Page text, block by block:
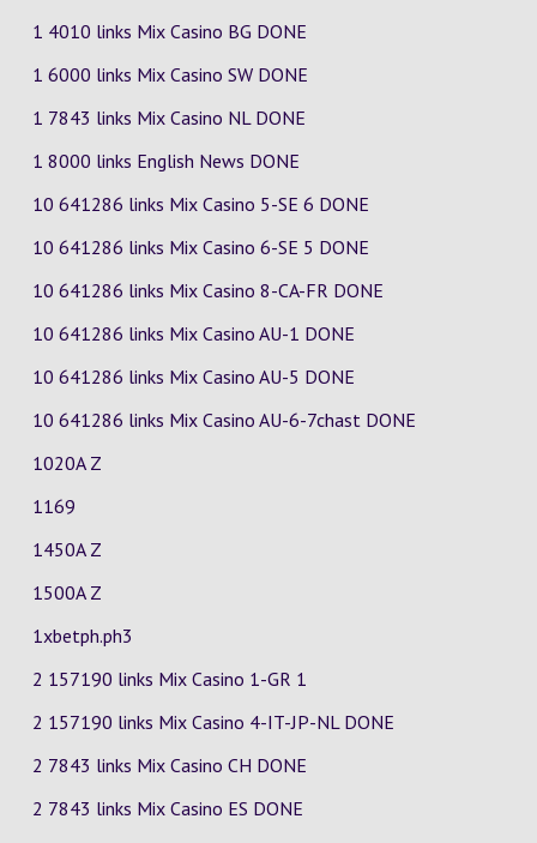
1 4010 links Mix Casino BG DONE
1 6000 links Mix Casino SW DONE
1 7843 links Mix Casino NL DONE
1 8000 links English News DONE
10 641286 links Mix Casino 5-SE 6 DONE
10 641286 links Mix Casino 6-SE 5 DONE
10 641286 links Mix Casino 8-CA-FR DONE
10 641286 links Mix Casino AU-1 DONE
10 641286 links Mix Casino AU-5 DONE
10 641286 links Mix Casino AU-6-7chast DONE
1020A Z
1169
1450A Z
1500A Z
1xbetph.ph3
2 157190 links Mix Casino 1-GR 1
2 157190 links Mix Casino 4-IT-JP-NL DONE
2 7843 links Mix Casino CH DONE
2 7843 links Mix Casino ES DONE